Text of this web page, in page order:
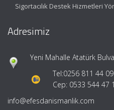
Sigortacılık Destek Hizmetleri
Adresimiz
Yeni Mahalle Atatürk
Tel:0256 811 44 09
Cep: 0533 544 47
info@efesdanismanlik.com